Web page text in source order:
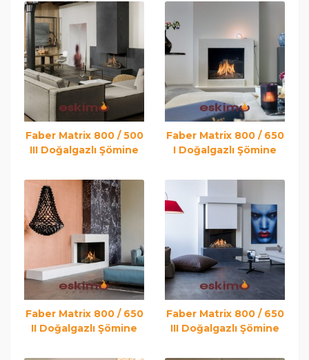
Faber Matrix 800 / 500
III Doğalgazlı Şömine
Faber Matrix 800 / 650
I Doğalgazlı Şömine
Faber Matrix 800 / 650
II Doğalgazlı Şömine
Faber Matrix 800 / 650
III Doğalgazlı Şömine